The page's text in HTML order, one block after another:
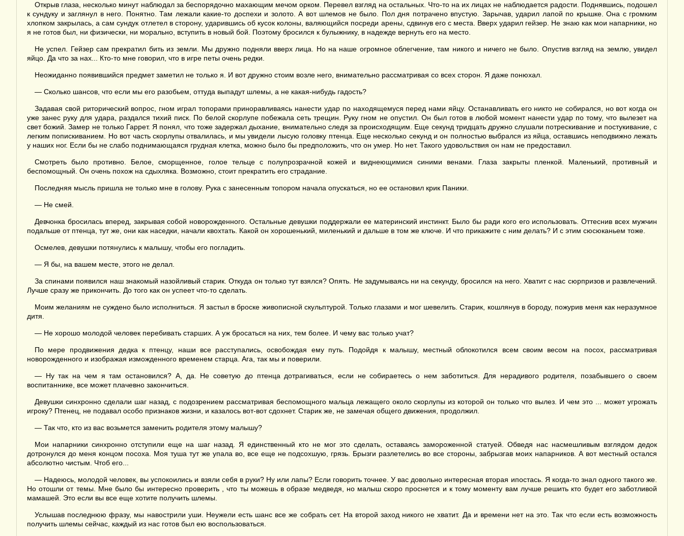
Открыв глаза, несколько минут наблюдал за беспорядочно махающим мечом орком. Перевел взгляд на остальных. Что-то на их лицах не наблюдается радости. Поднявшись, подошел
к сундуку и заглянул в него. Понятно. Там лежали какие-то доспехи и золото. А вот шлемов не было. Пол дня потрачено впустую. Зарычав, ударил лапой по крышке. Она с громким
хлопком закрылась, а сам сундук отлетел в сторону, ударившись об кусок колоны, валяющийся посреди арены, сдвинув его с места. Вверх ударил гейзер. Не знаю как мои напарники, но
я не готов был, ни физически, ни морально, вступить в новый бой. Поэтому бросился к булыжнику, в надежде вернуть его на место.
Не успел. Гейзер сам прекратил бить из земли. Мы дружно подняли вверх лица. Но на наше огромное облегчение, там никого и ничего не было. Опустив взгляд на землю, увидел
яйцо. Да что за нах... Кто-то мне говорил, что в игре петы очень редки.
Неожиданно появившийся предмет заметил не только я. И вот дружно стоим возле него, внимательно рассматривая со всех сторон. Я даже понюхал.
— Сколько шансов, что если мы его разобьем, оттуда выпадут шлемы, а не какая-нибудь гадость?
Задавая свой риторический вопрос, гном играл топорами приноравливаясь нанести удар по находящемуся перед нами яйцу. Останавливать его никто не собирался, но вот когда он
уже занес руку для удара, раздался тихий писк. По белой скорлупе побежала сеть трещин. Руку гном не опустил. Он был готов в любой момент нанести удар по тому, что вылезет на
свет божий. Замер не только Гаррет. Я понял, что тоже задержал дыхание, внимательно следя за происходящим. Еще секунд тридцать дружно слушали потрескивание и постукивание, с
легким попискиванием. Но вот часть скорлупы отвалилась, и мы увидели лысую головку птенца. Еще несколько секунд и он полностью выбрался из яйца, оставшись неподвижно лежать
у наших ног. Если бы не слабо поднимающаяся грудная клетка, можно было бы предположить, что он умер. Но нет. Такого удовольствия он нам не предоставил.
Смотреть было противно. Белое, сморщенное, голое тельце с полупрозрачной кожей и виднеющимися синими венами. Глаза закрыты пленкой. Маленький, противный и
беспомощный. Он очень похож на сдыхляка. Возможно, стоит прекратить его страдание.
Последняя мысль пришла не только мне в голову. Рука с занесенным топором начала опускаться, но ее остановил крик Паники.
— Не смей.
Девчонка бросилась вперед, закрывая собой новорожденного. Остальные девушки поддержали ее материнский инстинкт. Было бы ради кого его использовать. Оттеснив всех мужчин
подальше от птенца, тут же, они как наседки, начали квохтать. Какой он хорошенький, миленький и дальше в том же ключе. И что прикажите с ним делать? И с этим сюсюканьем тоже.
Осмелев, девушки потянулись к малышу, чтобы его погладить.
— Я бы, на вашем месте, этого не делал.
За спинами появился наш знакомый назойливый старик. Откуда он только тут взялся? Опять. Не задумываясь ни на секунду, бросился на него. Хватит с нас сюрпризов и развлечений.
Лучше сразу же прикончить. До того как он успеет что-то сделать.
Моим желаниям не суждено было исполниться. Я застыл в броске живописной скульптурой. Только глазами и мог шевелить. Старик, кошлянув в бороду, пожурив меня как неразумное
дитя.
— Не хорошо молодой человек перебивать старших. А уж бросаться на них, тем более. И чему вас только учат?
По мере продвижения дедка к птенцу, наши все расступались, освобождая ему путь. Подойдя к малышу, местный облокотился всем своим весом на посох, рассматривая
новорожденного и изображая изможденного временем старца. Ага, так мы и поверили.
— Ну так на чем я там остановился? А, да. Не советую до птенца дотрагиваться, если не собираетесь о нем заботиться. Для нерадивого родителя, позабывшего о своем
воспитаннике, все может плачевно закончиться.
Девушки синхронно сделали шаг назад, с подозрением рассматривая беспомощного мальца лежащего около скорлупы из которой он только что вылез. И чем это ... может угрожать
игроку? Птенец, не подавал особо признаков жизни, и казалось вот-вот сдохнет. Старик же, не замечая общего движения, продолжил.
— Так что, кто из вас возьмется заменить родителя этому малышу?
Мои напарники синхронно отступили еще на шаг назад. Я единственный кто не мог это сделать, оставаясь замороженной статуей. Обведя нас насмешливым взглядом дедок
дотронулся до меня концом посоха. Моя туша тут же упала во, все еще не подсохшую, грязь. Брызги разлетелись во все стороны, забрызгав моих напарников. А вот местный остался
абсолютно чистым. Чтоб его...
— Надеюсь, молодой человек, вы успокоились и взяли себя в руки? Ну или лапы? Если говорить точнее. У вас довольно интересная вторая ипостась. Я когда-то знал одного такого же.
Но отошли от темы. Мне было бы интересно проверить , что ты можешь в образе медведя, но малыш скоро проснется и к тому моменту вам лучше решить кто будет его заботливой
мамашей. Это если вы все еще хотите получить шлемы.
Услышав последнюю фразу, мы навострили уши. Неужели есть шанс все же собрать сет. На второй заход никого не хватит. Да и времени нет на это. Так что если есть возможность
получить шлемы сейчас, каждый из нас готов был ею воспользоваться.